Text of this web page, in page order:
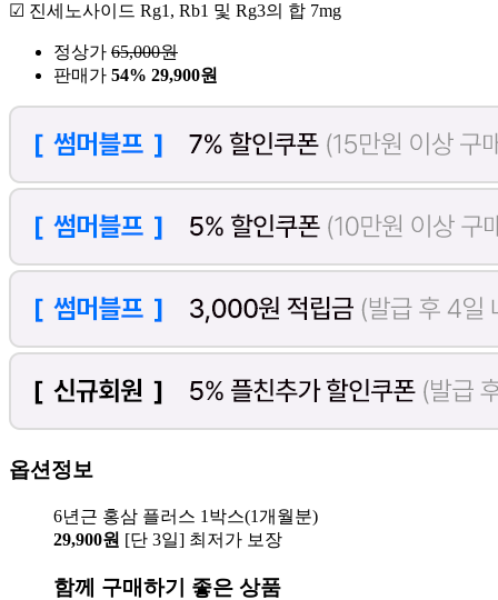
☑ 진세노사이드 Rg1, Rb1 및 Rg3의 합 7mg
정상가 65,000원
판매가 54% 29,900원
옵션정보
6년근 홍삼 플러스 1박스(1개월분)
29,900원 [단 3일] 최저가 보장
함께 구매하기 좋은 상품